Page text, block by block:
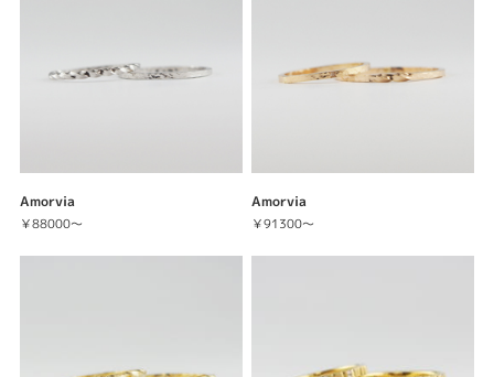
Amorvia
￥88000～
Amorvia
￥91300～